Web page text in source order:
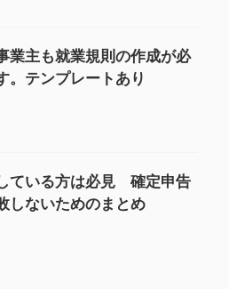
業主も就業規則の作成が必
。テンプレートあり
ている方は必見 確定申告
しないためのまとめ